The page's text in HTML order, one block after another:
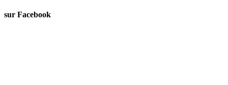
sur Facebook